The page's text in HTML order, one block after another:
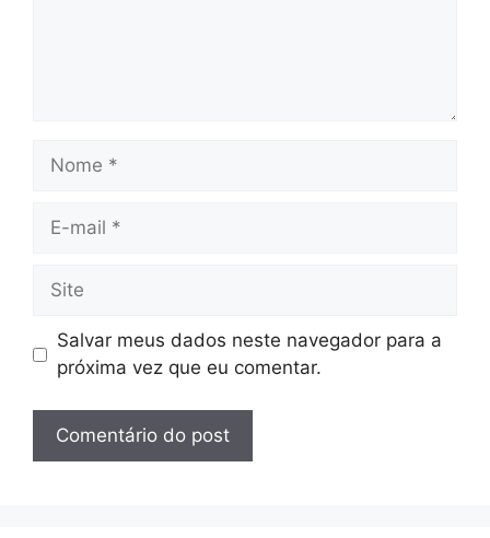
Nome
Site
Salvar meus dados neste navegador para a
próxima vez que eu comentar.